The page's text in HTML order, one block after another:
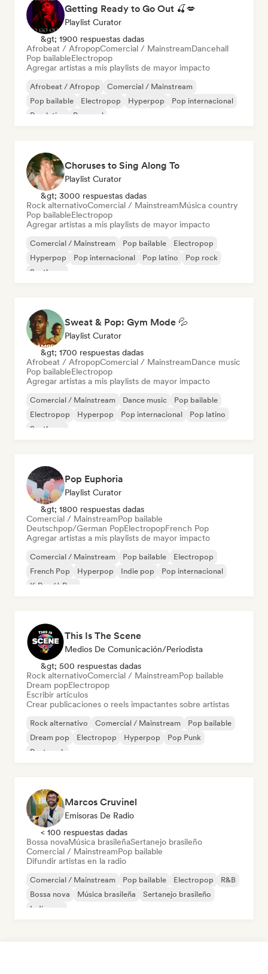
Getting Ready to Go Out 🍒💋
Playlist Curator
&gt; 1900 respuestas dadas
Afrobeat / AfropopComercial / MainstreamDancehall
Pop bailableElectropop
Agregar artistas a mis playlists de mayor impacto
Afrobeat / Afropop
Comercial / Mainstream
Pop bailable
Electropop Hyperpop
Pop internacional
Pop latino
Pop soul
Choruses to Sing Along To
Playlist Curator
&gt; 3000 respuestas dadas
Rock alternativoComercial / MainstreamMúsica country
Pop bailableElectropop
Agregar artistas a mis playlists de mayor impacto
Comercial / Mainstream Pop bailable
Electropop
Hyperpop
Pop internacional Pop latino
Pop rock
Synthpop
Sweat & Pop: Gym Mode 💦
Playlist Curator
&gt; 1700 respuestas dadas
Afrobeat / AfropopComercial / MainstreamDance music
Pop bailableElectropop
Agregar artistas a mis playlists de mayor impacto
Comercial / Mainstream Dance music
Pop bailable
Electropop
Hyperpop Pop internacional
Pop latino
Synthpop
Pop Euphoria
Playlist Curator
&gt; 1800 respuestas dadas
Comercial / MainstreamPop bailable
Deutschpop/German PopElectropopFrench Pop
Agregar artistas a mis playlists de mayor impacto
Comercial / Mainstream Pop bailable
Electropop
French Pop
Hyperpop Indie pop
Pop internacional
K-Pop/J-Pop
This Is The Scene
Medios De Comunicación/Periodista
&gt; 500 respuestas dadas
Rock alternativoComercial / MainstreamPop bailable
Dream popElectropop
Escribir artículos
Crear publicaciones o reels impactantes sobre artistas
Rock alternativo Comercial / Mainstream
Pop bailable
Dream pop
Electropop Hyperpop
Pop Punk
Post punk
Marcos Cruvinel
Emisoras De Radio
< 100 respuestas dadas
Bossa novaMúsica brasileñaSertanejo brasileño
Comercial / MainstreamPop bailable
Difundir artistas en la radio
Comercial / Mainstream Pop bailable Electropop
R&B
Bossa nova
Música brasileña
Sertanejo brasileño
Indie pop